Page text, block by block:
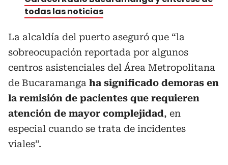
todas las noticias
La alcaldía del puerto aseguró que “la
sobreocupación reportada por algunos
centros asistenciales del Área Metropolitana
de Bucaramanga ha significado demoras en
la remisión de pacientes que requieren
atención de mayor complejidad, en
especial cuando se trata de incidentes
viales”.